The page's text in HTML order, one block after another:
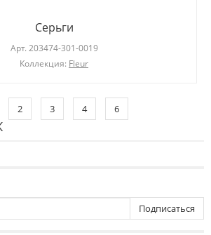
Серьги
Арт. 203474-301-0019
Коллекция: Fleur
2 3 4 6
Подписаться